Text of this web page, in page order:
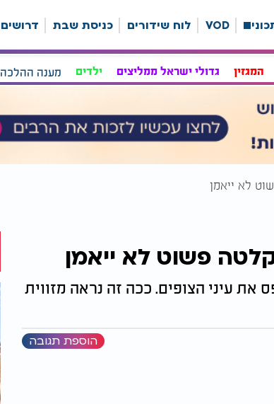
VOD לוח שידורים כניסת שבת דרושים
המגזין גדולי ישראל ממליצים ילדים מענה ההלכה
לא ייאמן
פשוט לא ייאמן
את עיני הצופים. ככה זה נראה מזווית
הוספת תגובה